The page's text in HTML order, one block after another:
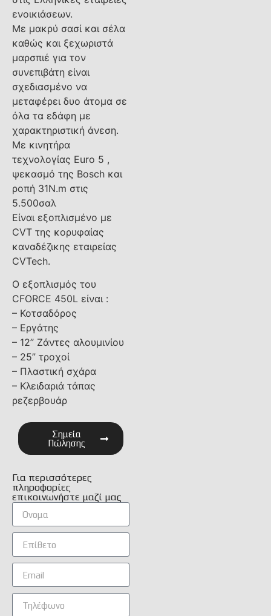
ενοικιάσεων.
Με μακρύ σασί και σέλα
καθώς και ξεχωριστά
μαρσπιέ για τον
συνεπιβάτη είναι
σχεδιασμένο να
μεταφέρει δυο άτομα σε
όλα τα εδάφη με
χαρακτηριστική άνεση.
Με κινητήρα
τεχνολογίας Euro 5 ,
ψεκασμό της Bosch και
ροπή 31N.m στις
5.500σαλ
Είναι εξοπλισμένο με
CVT της κορυφαίας
καναδέζικης εταιρείας
CVTech.
Ο εξοπλισμός του
CFORCE 450L είναι :
– Κοτσαδόρος
– Εργάτης
– 12” Ζάντες αλουμινίου
– 25” τροχοί
– Πλαστική σχάρα
– Κλειδαριά τάπας
ρεζερβουάρ
Σημεία
Πώλησης
Για περισσότερες
πληροφορίες
επικοινωνήστε μαζί μας